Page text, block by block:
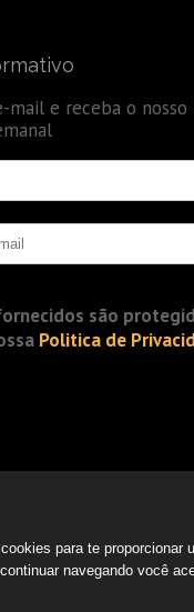
mail e receba o
são
Politica de
para te proporcionar
navegando você